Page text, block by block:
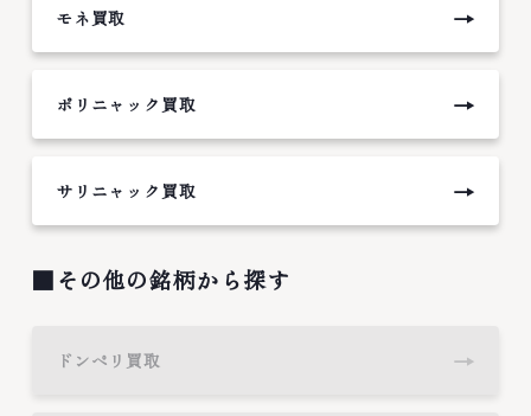
モネ買取 →
ポリニャック買取 →
サリニャック買取 →
■その他の銘柄から探す
ドンペリ買取 →